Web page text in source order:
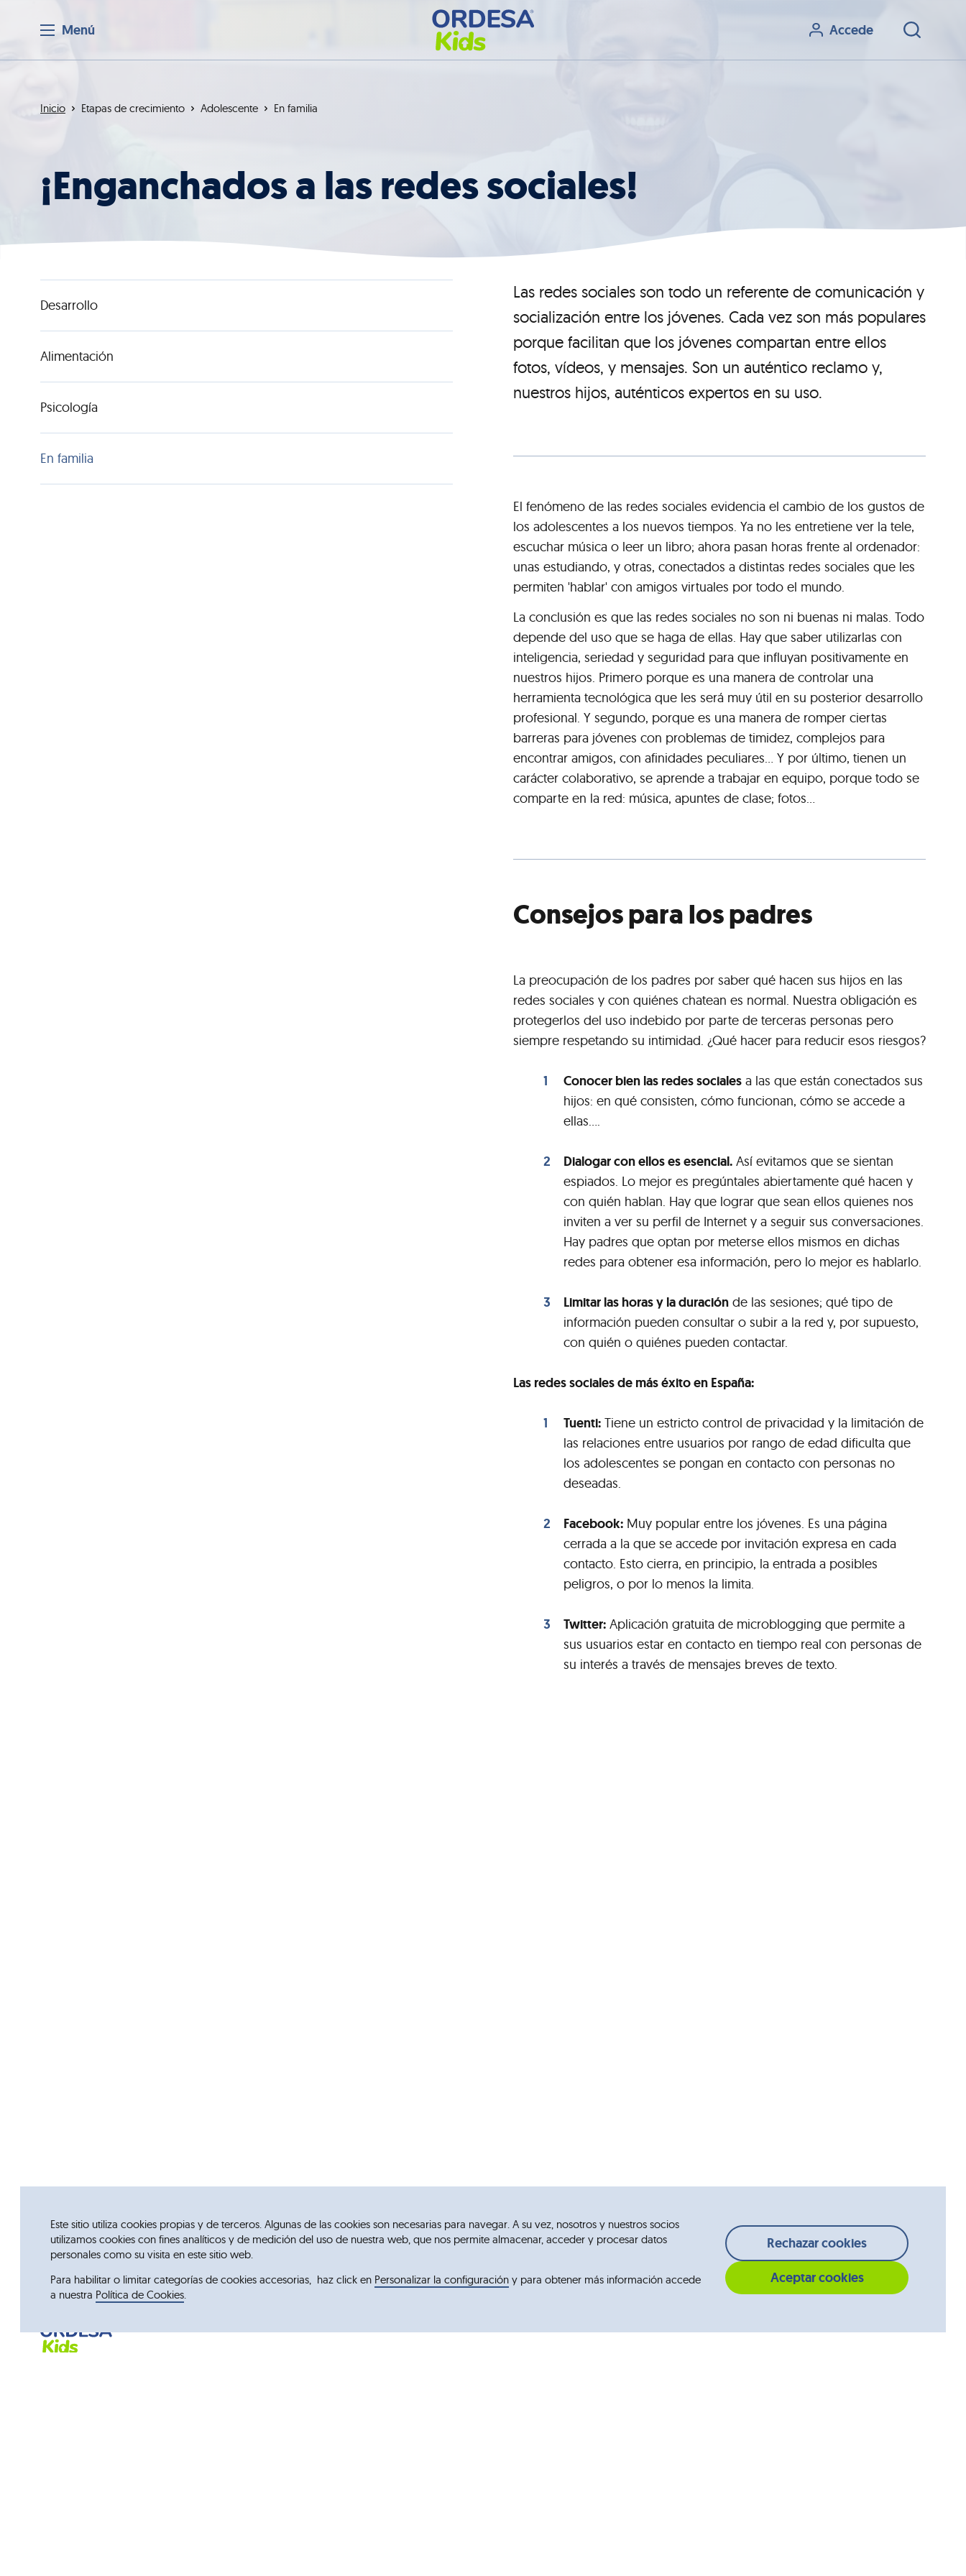
Menú Accede
Inicio Etapas de crecimiento Adolescente En familia
¡Enganchados a las redes sociales!
Desarrollo
Alimentación
Psicología
En familia
Las redes sociales son todo un referente de comunicación y
socialización entre los jóvenes. Cada vez son más populares
porque facilitan que los jóvenes compartan entre ellos
fotos, vídeos, y mensajes. Son un auténtico reclamo y,
nuestros hijos, auténticos expertos en su uso.
El fenómeno de las redes sociales evidencia el cambio de los gustos de
los adolescentes a los nuevos tiempos. Ya no les entretiene ver la tele,
escuchar música o leer un libro; ahora pasan horas frente al ordenador:
unas estudiando, y otras, conectados a distintas redes sociales que les
permiten 'hablar' con amigos virtuales por todo el mundo.
La conclusión es que las redes sociales no son ni buenas ni malas. Todo
depende del uso que se haga de ellas. Hay que saber utilizarlas con
inteligencia, seriedad y seguridad para que influyan positivamente en
nuestros hijos. Primero porque es una manera de controlar una
herramienta tecnológica que les será muy útil en su posterior desarrollo
profesional. Y segundo, porque es una manera de romper ciertas
barreras para jóvenes con problemas de timidez, complejos para
encontrar amigos, con afinidades peculiares... Y por último, tienen un
carácter colaborativo, se aprende a trabajar en equipo, porque todo se
comparte en la red: música, apuntes de clase; fotos...
Consejos para los padres
La preocupación de los padres por saber qué hacen sus hijos en las
redes sociales y con quiénes chatean es normal. Nuestra obligación es
protegerlos del uso indebido por parte de terceras personas pero
siempre respetando su intimidad. ¿Qué hacer para reducir esos riesgos?
Conocer bien las redes sociales a las que están conectados sus
hijos: en qué consisten, cómo funcionan, cómo se accede a
ellas....
Dialogar con ellos es esencial. Así evitamos que se sientan
espiados. Lo mejor es pregúntales abiertamente qué hacen y
con quién hablan. Hay que lograr que sean ellos quienes nos
inviten a ver su perfil de Internet y a seguir sus conversaciones.
Hay padres que optan por meterse ellos mismos en dichas
redes para obtener esa información, pero lo mejor es hablarlo.
Limitar las horas y la duración de las sesiones; qué tipo de
información pueden consultar o subir a la red y, por supuesto,
con quién o quiénes pueden contactar.
Las redes sociales de más éxito en España:
Tuenti: Tiene un estricto control de privacidad y la limitación de
las relaciones entre usuarios por rango de edad dificulta que
los adolescentes se pongan en contacto con personas no
deseadas.
Facebook: Muy popular entre los jóvenes. Es una página
cerrada a la que se accede por invitación expresa en cada
contacto. Esto cierra, en principio, la entrada a posibles
peligros, o por lo menos la limita.
Twitter: Aplicación gratuita de microblogging que permite a
sus usuarios estar en contacto en tiempo real con personas de
su interés a través de mensajes breves de texto.
Este sitio utiliza cookies propias y de terceros. Algunas de las cookies son necesarias para navegar. A su vez, nosotros y nuestros socios
utilizamos cookies con fines analíticos y de medición del uso de nuestra web, que nos permite almacenar, acceder y procesar datos
personales como su visita en este sitio web.
Para habilitar o limitar categorías de cookies accesorias, haz click en Personalizar la configuración y para obtener más información accede
a nuestra Política de Cookies.
Rechazar cookies
Aceptar cookies